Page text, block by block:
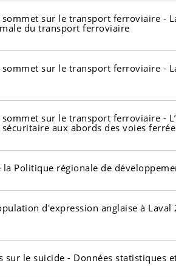
sommet sur le transport ferroviaire -
du transport ferroviaire
sommet sur le transport ferroviaire -
sommet sur le transport ferroviaire -
aux abords des voies
la Politique régionale de
d'expression anglaise à
sur le suicide - Données statistiques